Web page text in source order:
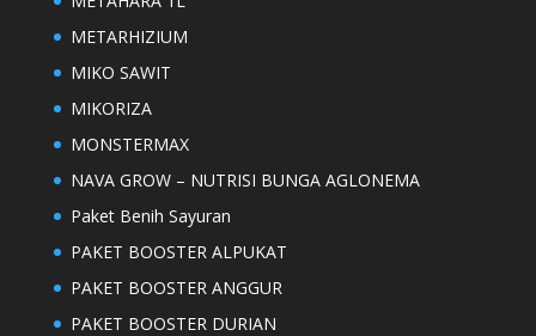
METARHIZIUM
MIKO SAWIT
MIKORIZA
MONSTERMAX
NAVA GROW – NUTRISI BUNGA AGLONEMA
Paket Benih Sayuran
PAKET BOOSTER ALPUKAT
PAKET BOOSTER ANGGUR
PAKET BOOSTER DURIAN